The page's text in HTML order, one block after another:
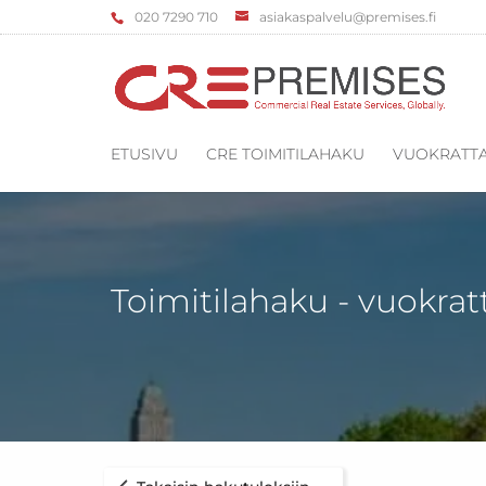
‌020 7290 710 asiakaspalvelu@premises.fi
ETUSIVU CRE TOIMITILAHAKU
Toimitilahaku -